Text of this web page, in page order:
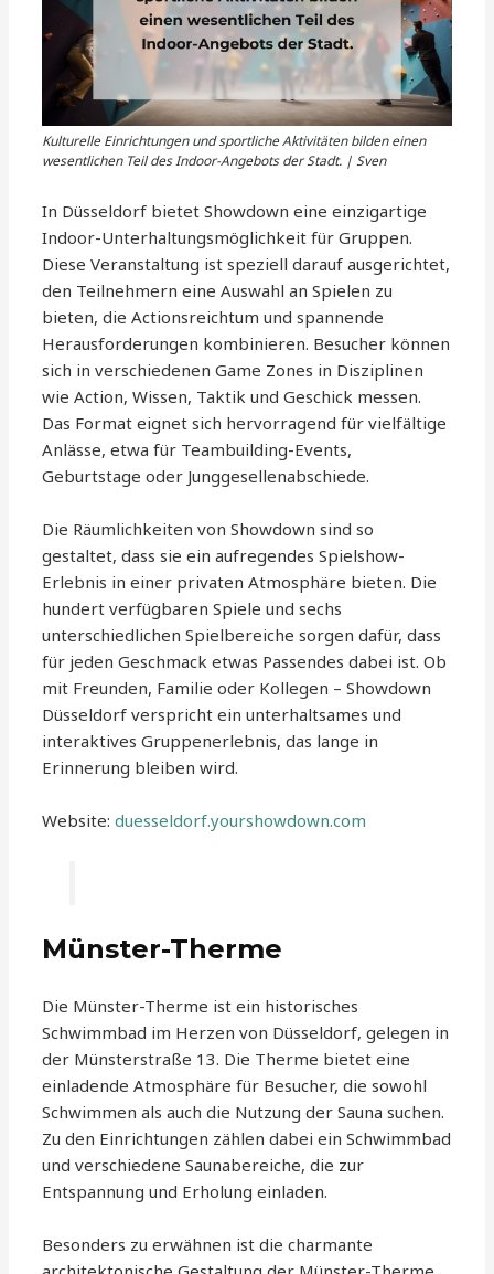
Kulturelle Einrichtungen und sportliche Aktivitäten bilden einen
wesentlichen Teil des Indoor-Angebots der Stadt. | Sven
In Düsseldorf bietet Showdown eine einzigartige
Indoor-Unterhaltungsmöglichkeit für Gruppen.
Diese Veranstaltung ist speziell darauf ausgerichtet,
den Teilnehmern eine Auswahl an Spielen zu
bieten, die Actionsreichtum und spannende
Herausforderungen kombinieren. Besucher können
sich in verschiedenen Game Zones in Disziplinen
wie Action, Wissen, Taktik und Geschick messen.
Das Format eignet sich hervorragend für vielfältige
Anlässe, etwa für Teambuilding-Events,
Geburtstage oder Junggesellenabschiede.
Die Räumlichkeiten von Showdown sind so
gestaltet, dass sie ein aufregendes Spielshow-
Erlebnis in einer privaten Atmosphäre bieten. Die
hundert verfügbaren Spiele und sechs
unterschiedlichen Spielbereiche sorgen dafür, dass
für jeden Geschmack etwas Passendes dabei ist. Ob
mit Freunden, Familie oder Kollegen – Showdown
Düsseldorf verspricht ein unterhaltsames und
interaktives Gruppenerlebnis, das lange in
Erinnerung bleiben wird.
Website:duesseldorf.yourshowdown.com
Münster-Therme
Die Münster-Therme ist ein historisches
Schwimmbad im Herzen von Düsseldorf, gelegen in
der Münsterstraße 13. Die Therme bietet eine
einladende Atmosphäre für Besucher, die sowohl
Schwimmen als auch die Nutzung der Sauna suchen.
Zu den Einrichtungen zählen dabei ein Schwimmbad
und verschiedene Saunabereiche, die zur
Entspannung und Erholung einladen.
Besonders zu erwähnen ist die charmante